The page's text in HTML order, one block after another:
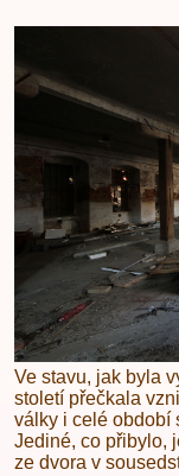
Ve stavu, jak byla
století přečkala
války i celé období
Jediné, co přibylo,
ze dvora v